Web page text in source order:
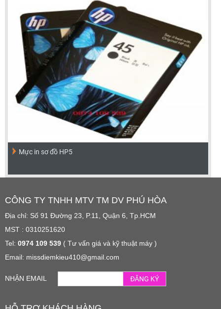
Mực in sơ đồ HP5
CÔNG TY TNHH MTV TM DV PHÚ HÒA
Địa chỉ: Số 91 Đường 23, P.11, Quận 6, Tp.HCM
MST : 0310251620
Tel: 0974 109 539 ( Tư vấn giá và kỹ thuật máy )
Email: missdiemkieu410@gmail.com
NHẬN EMAIL ĐĂNG KÝ